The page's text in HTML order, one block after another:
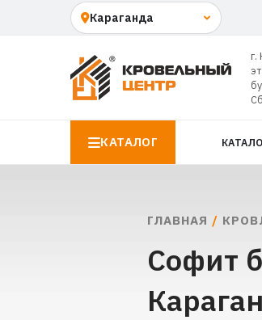
г.
КАТАЛОГ
ГЛАВНАЯ /
Софит